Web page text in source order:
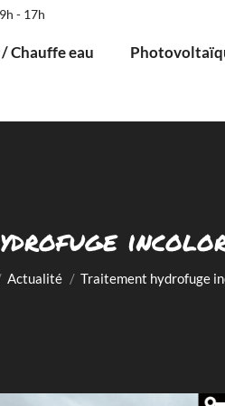
- 17h
/ Chauffe eau
Vous êtes ici :
Actualité Traitement hydrofuge